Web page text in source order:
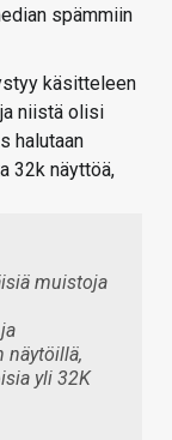
spämmiin
käsitteleen
niistä olisi
halutaan
32k näyttöä,
muistoja
näytöillä,
yli 32K